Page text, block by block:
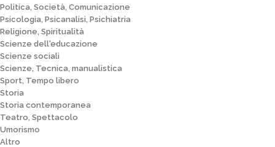
Politica, Società, Comunicazione
Psicologia, Psicanalisi, Psichiatria
Religione, Spiritualità
Scienze dell'educazione
Scienze sociali
Scienze, Tecnica, manualistica
Sport, Tempo libero
Storia
Storia contemporanea
Teatro, Spettacolo
Umorismo
Altro